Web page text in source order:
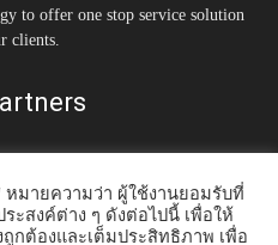
to offer one stop service solution
clients.
มายความว่า ผู้ใช้งานยอมรับที่
ะสงค์ต่าง ๆ ดังต่อไปนี้ เพื่อให้
กต้องและเต็มประสิทธิภาพ เพื่อ